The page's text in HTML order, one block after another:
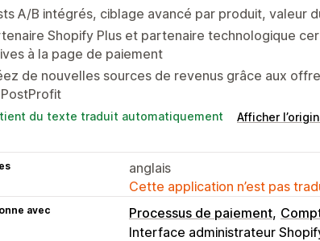
A/B intégrés, ciblage avancé par produit, valeur
Shopify Plus et partenaire technologique
à la page de paiement
de nouvelles sources de revenus grâce aux
du texte traduit automatiquement Afficher
anglais
Cette application n’est pas
avec Processus de paiement
Interface administrateur